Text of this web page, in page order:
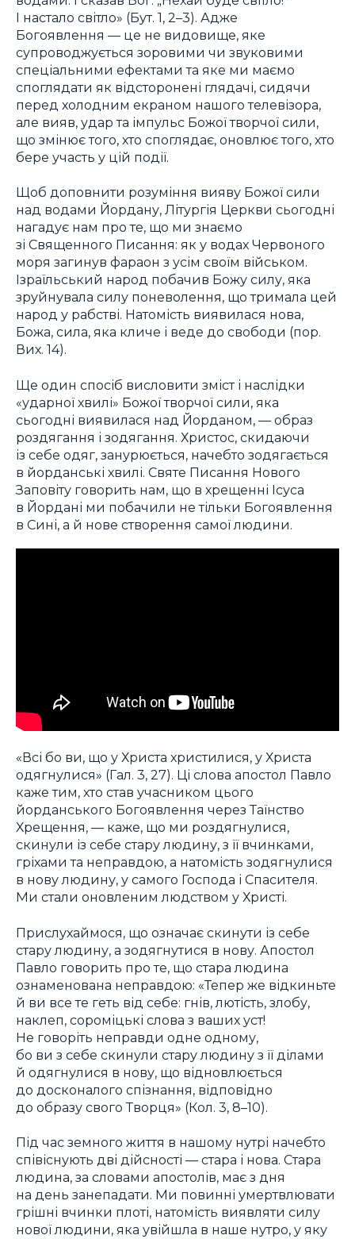
І настало світло» (Бут. 1, 2–3). Адже
Богоявлення — це не видовище, яке
супроводжується зоровими чи звуковими
спеціальними ефектами та яке ми маємо
споглядати як відсторонені глядачі, сидячи
перед холодним екраном нашого телевізора,
але вияв, удар та імпульс Божої творчої сили,
що змінює того, хто споглядає, оновлює того, хто
бере участь у цій події.
Щоб доповнити розуміння вияву Божої сили
над водами Йордану, Літургія Церкви сьогодні
нагадує нам про те, що ми знаємо
зі Священного Писання: як у водах Червоного
моря загинув фараон з усім своїм військом.
Ізраїльський народ побачив Божу силу, яка
зруйнувала силу поневолення, що тримала цей
народ у рабстві. Натомість виявилася нова,
Божа, сила, яка кличе і веде до свободи (пор.
Вих. 14).
Ще один спосіб висловити зміст і наслідки
«ударної хвилі» Божої творчої сили, яка
сьогодні виявилася над Йорданом, — образ
роздягання і зодягання. Христос, скидаючи
із себе одяг, занурюється, начебто зодягається
в йорданські хвилі. Святе Писання Нового
Заповіту говорить нам, що в хрещенні Ісуса
в Йордані ми побачили не тільки Богоявлення
в Сині, а й нове створення самої людини.
«Всі бо ви, що у Христа христилися, у Христа
одягнулися» (Гал. 3, 27). Ці слова апостол Павло
каже тим, хто став учасником цього
йорданського Богоявлення через Таїнство
Хрещення, — каже, що ми роздягнулися,
скинули із себе стару людину, з її вчинками,
гріхами та неправдою, а натомість зодягнулися
в нову людину, у самого Господа і Спасителя.
Ми стали оновленим людством у Христі.
Прислухаймося, що означає скинути із себе
стару людину, а зодягнутися в нову. Апостол
Павло говорить про те, що стара людина
ознаменована неправдою: «Тепер же відкиньте
й ви все те геть від себе: гнів, лютість, злобу,
наклеп, сороміцькі слова з ваших уст!
Не говоріть неправди одне одному,
бо ви з себе скинули стару людину з її ділами
й одягнулися в нову, що відновлюється
до досконалого спізнання, відповідно
до образу свого Творця» (Кол. 3, 8–10).
Під час земного життя в нашому нутрі начебто
співіснують дві дійсності — стара і нова. Стара
людина, за словами апостолів, має з дня
на день занепадати. Ми повинні умертвлювати
грішні вчинки плоті, натомість виявляти силу
нової людини, яка увійшла в наше нутро, у яку